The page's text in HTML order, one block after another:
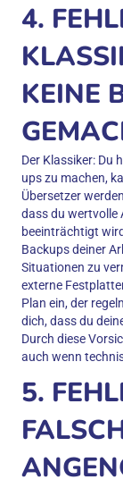
4.
KEINE
Der Klassiker: Du
ups zu machen,
Übersetzer
dass du wertvolle
beeinträchtigt
Backups deiner
Situationen zu
externe
Plan ein, der
dich, dass du
Durch diese
auch wenn
5.